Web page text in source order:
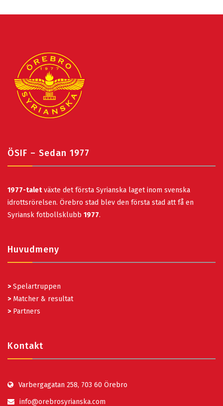
ÖSIF – Sedan 1977
1977-taletväxte det första Syrianska laget inom svenska
idrottsrörelsen. Örebro stad blev den första stad att få en
Syriansk fotbollsklubb 1977.
Huvudmeny
> Spelartruppen
> Matcher & resultat
> Partners
Kontakt
Varbergagatan 258, 703 60 Örebro
info@orebrosyrianska.com